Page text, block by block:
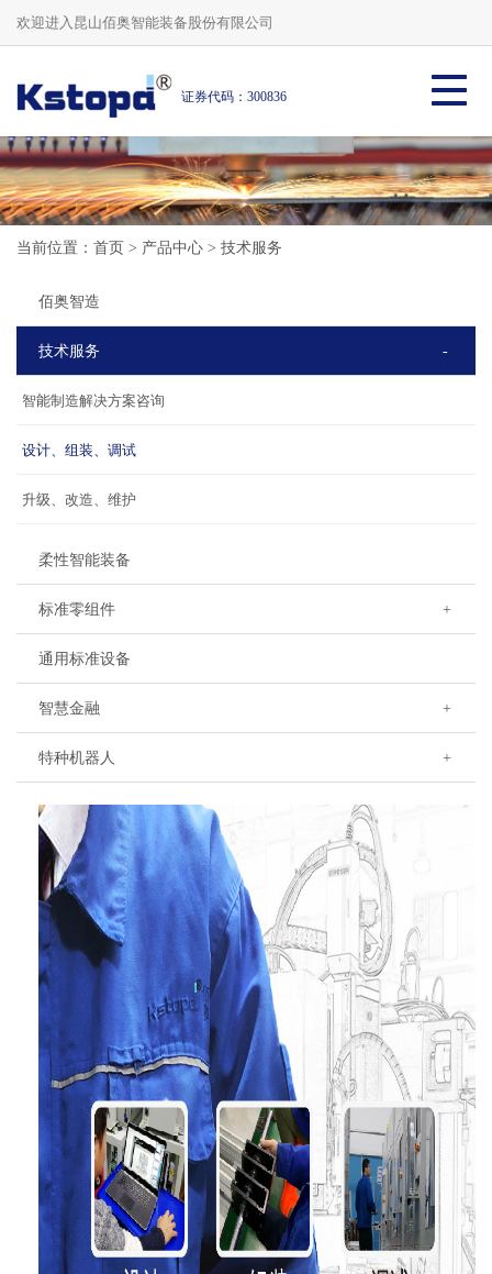
欢迎进入昆山佰奥智能装备股份有限公司
证券代码：300836
当前位置： 首页 > 产品中心 > 技术服务
佰奥智造
-
技术服务
智能制造解决方案咨询
设计、组装、调试
升级、改造、维护
柔性智能装备
+
标准零组件
通用标准设备
+
智慧金融
+
特种机器人